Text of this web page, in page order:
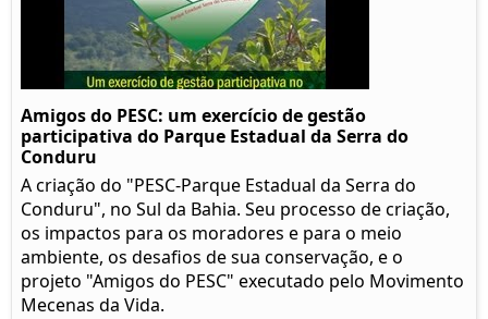
Amigos do PESC: um exercício de gestão
participativa do Parque Estadual da Serra do
Conduru
A criação do "PESC-Parque Estadual da Serra do
Conduru", no Sul da Bahia. Seu processo de criação,
os impactos para os moradores e para o meio
ambiente, os desafios de sua conservação, e o
projeto "Amigos do PESC" executado pelo Movimento
Mecenas da Vida.